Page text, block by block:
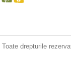
Toate drepturile